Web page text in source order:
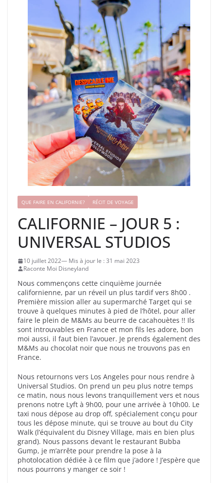
QUE FAIRE EN CALIFORNIE? RÉCIT DE VOYAGE
CALIFORNIE – JOUR 5 :
UNIVERSAL STUDIOS
10 juillet 2022
31 mai 2023
Raconte Moi Disneyland
Nous commençons cette cinquième journée
californienne, par un réveil un plus tardif vers 8h00 .
Première mission aller au supermarché Target qui se
trouve à quelques minutes à pied de l’hôtel, pour aller
faire le plein de M&Ms au beurre de cacahouètes !! Ils
sont introuvables en France et mon fils les adore, bon
moi aussi, il faut bien l’avouer. Je prends également des
M&Ms au chocolat noir que nous ne trouvons pas en
France.
Nous retournons vers Los Angeles pour nous rendre à
Universal Studios. On prend un peu plus notre temps
ce matin, nous nous levons tranquillement vers et nous
prenons notre Lyft à 9h00, pour une arrivée à 10h00. Le
taxi nous dépose au drop off, spécialement conçu pour
tous les dépose minute, qui se trouve au bout du City
Walk (l’équivalent du Disney Village, mais en bien plus
grand). Nous passons devant le restaurant Bubba
Gump, je m’arrête pour prendre la pose à la
photolocation dédiée à ce film que j’adore ! J’espère que
nous pourrons y manger ce soir !